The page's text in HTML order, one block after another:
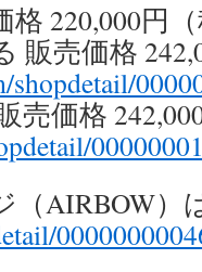
220,000円
売価格
shopdetail/
価格
AIRBOW）